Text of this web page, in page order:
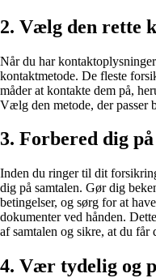
2. Vælg den rette
Når du har
kontaktmetode. De fleste
måder at kontakte dem på,
Vælg den metode, der passer
3. Forbered dig
Inden du ringer til dit
dig på samtalen. Gør dig
betingelser, og sørg for at
dokumenter ved hånden.
af samtalen og sikre, at du
4. Vær tydelig og